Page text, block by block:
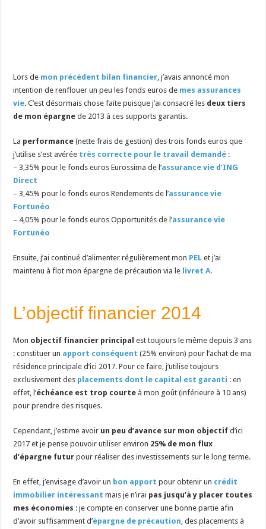
Lors de mon précédent bilan financier , j’avais annoncé mon
intention de renflouer un peu les fonds euros de mes assurances
vie. C’est désormais chose faite puisque j’ai consacré les deux tiers
de mon épargne de 2013 à ces supports garantis.
La performance (nette frais de gestion) des trois fonds euros que
j’utilise s’est avérée très correcte pour le travail demandé :
– 3,35% pour le fonds euros Eurossima de l’assurance vie d’ING
Direct
– 3,45% pour le fonds euros Rendements de l’assurance vie
Fortunéo
– 4,05% pour le fonds euros Opportunités de l’assurance vie
Fortunéo
Ensuite, j’ai continué d’alimenter régulièrement mon PEL et j’ai
maintenu à flot mon épargne de précaution via le livret A.
L’objectif financier 2014
Mon objectif financier principal est toujours le même depuis 3 ans
: constituer un apport conséquent (25% environ) pour l’achat de ma
résidence principale d’ici 2017. Pour ce faire, j’utilise toujours
exclusivement des placements dont le capital est garanti : en
effet, l’échéance est trop courte à mon goût (inférieure à 10 ans)
pour prendre des risques.
Cependant, j’estime avoir un peu d’avance sur mon objectif d’ici
2017 et je pense pouvoir utiliser environ 25% de mon flux
d’épargne futur pour réaliser des investissements sur le long terme.
En effet, j’envisage d’avoir un bon apport pour obtenir un crédit
immobilier intéressant mais je n’irai pas jusqu’à y placer toutes
mes économies : je compte en conserver une bonne partie afin
d’avoir suffisamment d’épargne de précaution , des placements à